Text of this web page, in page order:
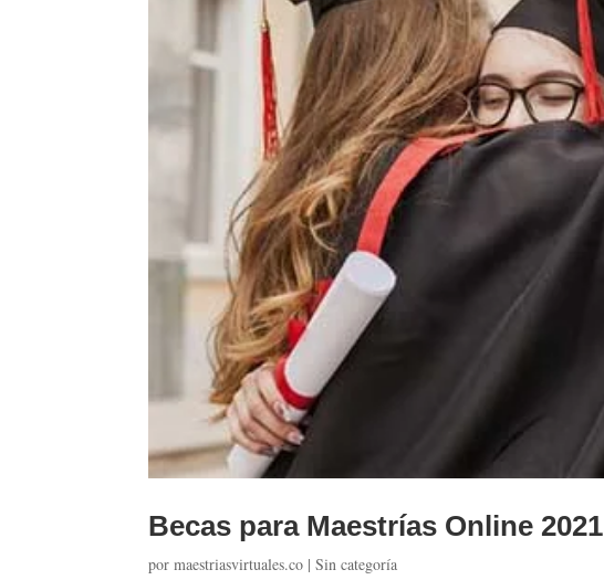
Becas para Maestrías Online 2021
pormaestriasvirtuales.co |Sin categoría